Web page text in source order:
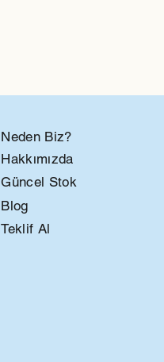
Neden Biz?
Hakkımızda
Güncel Stok
Blog
Teklif Al